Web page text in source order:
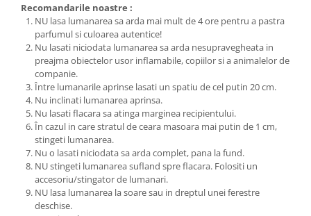
Recomandarile noastre :
NU lasa lumanarea sa arda mai mult de 4 ore pentru a pastra
parfumul si culoarea autentice!
Nu lasati niciodata lumanarea sa arda nesupravegheata in
preajma obiectelor usor inflamabile, copiilor si a animalelor de
companie.
Între lumanarile aprinse lasati un spatiu de cel putin 20 cm.
Nu inclinati lumanarea aprinsa.
Nu lasati flacara sa atinga marginea recipientului.
În cazul in care stratul de ceara masoara mai putin de 1 cm,
stingeti lumanarea.
Nu o lasati niciodata sa arda complet, pana la fund.
NU stingeti lumanarea sufland spre flacara. Folositi un
accesoriu/stingator de lumanari.
NU lasa lumanarea la soare sau in dreptul unei ferestre
deschise.